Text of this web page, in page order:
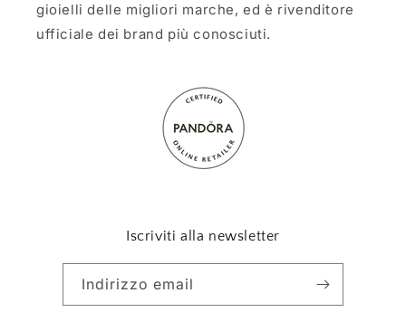
gioielli delle migliori marche, ed è rivenditore
ufficiale dei brand più conosciuti.
Iscriviti alla newsletter
Indirizzo email